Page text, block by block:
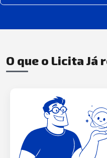
O que o Licita Já